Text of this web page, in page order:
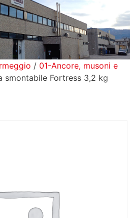
/ 01-Ancore, musoni e
smontabile Fortress 3,2 kg